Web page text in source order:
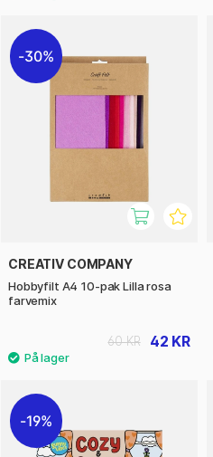
30%
CREATIV COMPANY
Hobbyfilt A4 10-pak Lilla rosa
farvemix
42 KR
60 KR
19%